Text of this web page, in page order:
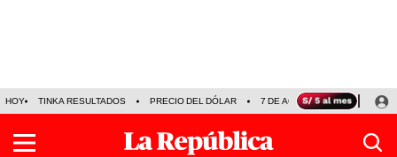
HOY TINKA RESULTADOS PRECIO DEL DÓLAR 7 DE AGOSTO OLLANTA